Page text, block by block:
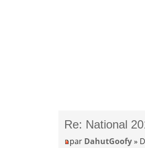
Re: National
par DahutGoofy »